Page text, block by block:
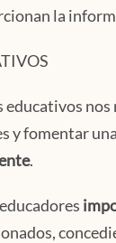
la
y fomentar
.